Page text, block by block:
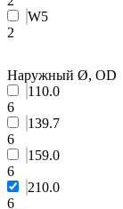
W5
2
Наружный Ø, OD
110.0
6
139.7
6
159.0
6
210.0
6